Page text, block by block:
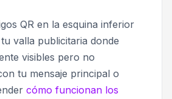
QR en la esquina inferior
valla publicitaria donde
visibles pero no
tu mensaje principal o
cómo funcionan los